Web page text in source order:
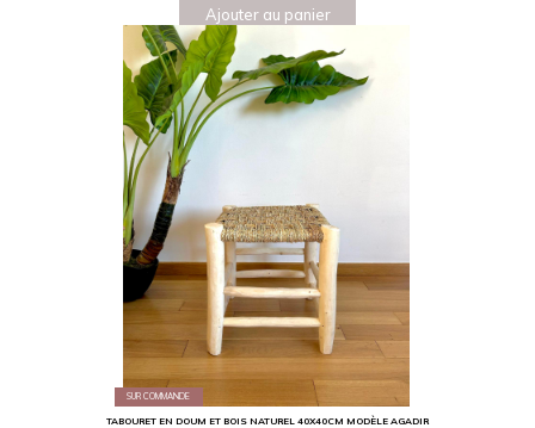
Ajouter au panier
SUR COMMANDE
TABOURET EN DOUM ET BOIS NATUREL 40X40CM MODÈLE AGADIR